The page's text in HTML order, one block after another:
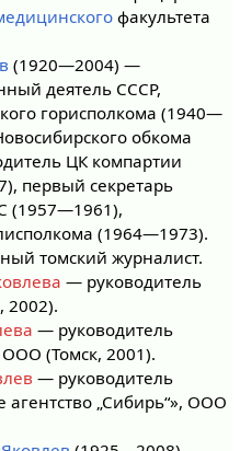
факультета
(1920—2004) —
деятель СССР,
горисполкома (1940—
обкома
ЦК компартии
первый секретарь
(1957—1961),
(1964—1973).
томский журналист.
— руководитель
2002).
— руководитель
(Томск, 2001).
— руководитель
„Сибирь“», ООО